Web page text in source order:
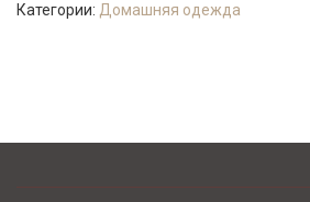
Категории: Домашняя одежда